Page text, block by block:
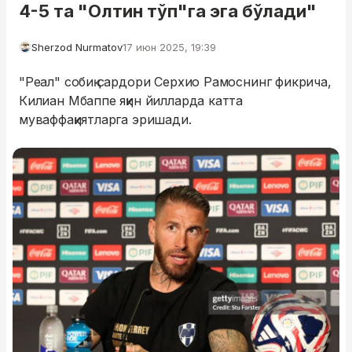
4-5 та "Олтин тўп"га эга бўлади"
Sherzod Nurmatov17 июн 2025, 19:39
"Реал" собиқ сардори Серхио Рамоснинг фикрича,
Килиан Мбаппе яқин йилларда катта
муваффақиятларга эришади.